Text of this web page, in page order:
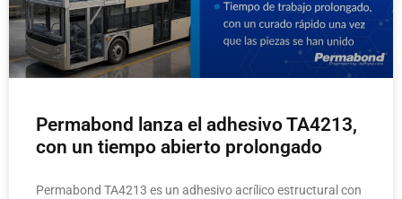
Permabond lanza el adhesivo TA4213,
con un tiempo abierto prolongado
Permabond TA4213 es un adhesivo acrílico estructural con